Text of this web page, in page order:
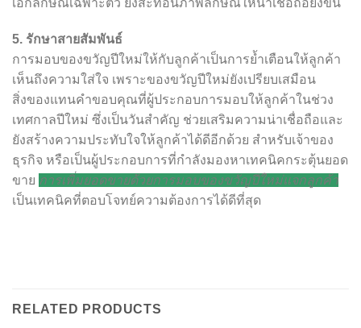
5. รักษาสายสัมพันธ์
การมอบของขวัญปีใหม่ให้กับลูกค้าเป็นการย้ำเตือนให้ลูกค้า
เห็นถึงความใส่ใจ เพราะของขวัญปีใหม่ยังเปรียบเสมือน
สิ่งของแทนคำขอบคุณที่ผู้ประกอบการมอบให้ลูกค้าในช่วง
เทศกาลปีใหม่ ซึ่งเป็นวันสำคัญ ช่วยเสริมความน่าเชื่อถือและ
ยังสร้างความประทับใจให้ลูกค้าได้ดีอีกด้วย สำหรับเจ้าของ
ธุรกิจ หรือเป็นผู้ประกอบการที่กำลังมองหาเทคนิคกระตุ้นยอด
ขาย การเพิ่มยอดขายด้วยการมอบของขวัญปีใหม่แจกลูกค้า
เป็นเทคนิคที่ตอบโจทย์ความต้องการได้ดีที่สุด
RELATED PRODUCTS